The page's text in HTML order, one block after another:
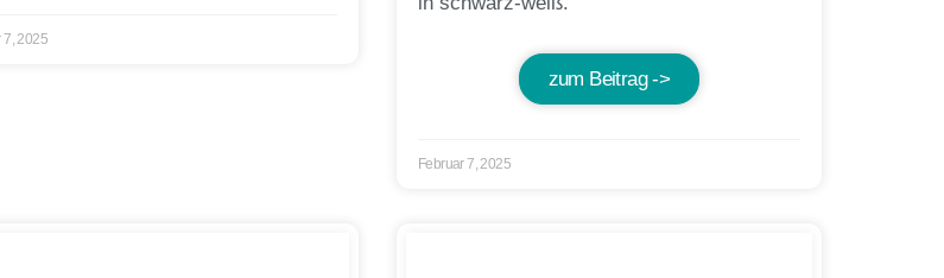
7, 2025
zum Beitrag ->
Februar 7, 2025